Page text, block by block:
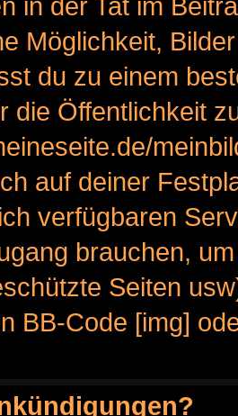
in der Tat im
Möglichkeit,
du zu einem
die Öffentlichkeit
auf deiner
verfügbaren
brauchen,
Seiten
BB-Code [img]